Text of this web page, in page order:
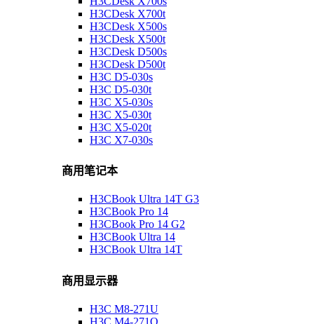
H3CDesk X700t
H3CDesk X500s
H3CDesk X500t
H3CDesk D500s
H3CDesk D500t
H3C D5-030s
H3C D5-030t
H3C X5-030s
H3C X5-030t
H3C X5-020t
H3C X7-030s
商用笔记本
H3CBook Ultra 14T G3
H3CBook Pro 14
H3CBook Pro 14 G2
H3CBook Ultra 14
H3CBook Ultra 14T
商用显示器
H3C M8-271U
H3C M4-271Q